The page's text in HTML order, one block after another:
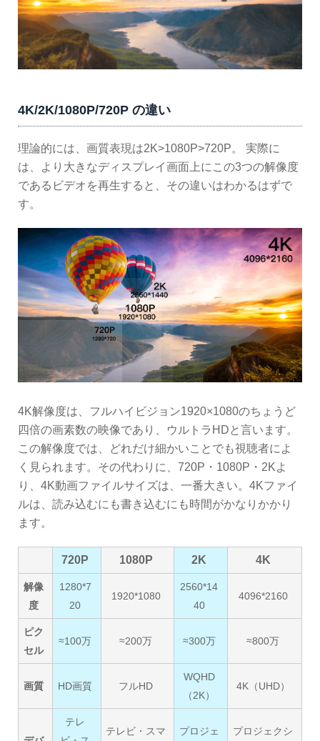
4K/2K/1080P/720P の違い
理論的には、画質表現は2K>1080P>720P。 実際に
は、より大きなディスプレイ画面上にこの3つの解像度
であるビデオを再生すると、その違いはわかるはずで
す。
4K解像度は、フルハイビジョン1920×1080のちょうど
四倍の画素数の映像であり、ウルトラHDと言います。
この解像度では、どれだけ細かいことでも視聴者によ
く見られます。その代わりに、720P・1080P・2Kよ
り、4K動画ファイルサイズは、一番大きい。4Kファイ
ルは、読み込むにも書き込むにも時間がかなりかかり
ます。
720P 1080P 2K 4K
解像
度
1280*7
20
1920*1080
2560*14
40
4096*2160
ピク
セル
≈100万 ≈200万 ≈300万 ≈800万
画質 HD画質 フルHD
WQHD
（2K）
4K（UHD）
テレ
テレビ・スマ プロジェ プロジェクシ